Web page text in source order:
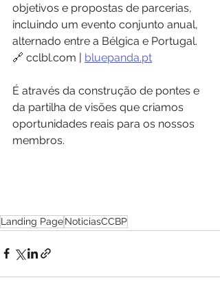
objetivos e propostas de parcerias,
incluindo um evento conjunto anual,
alternado entre a Bélgica e Portugal.
🔗 cclbl.com | bluepanda.pt
É através da construção de pontes e
da partilha de visões que criamos
oportunidades reais para os nossos
membros.
Landing PageNoticiasCCBP